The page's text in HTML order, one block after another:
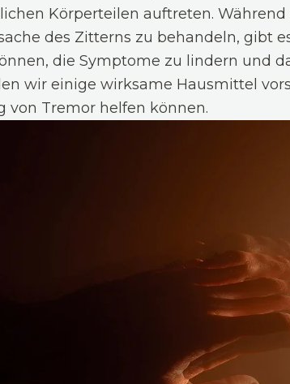
Körperteilen auftreten.
des Zitterns zu behandeln, gibt
die Symptome zu lindern und
wir einige wirksame Hausmittel
von Tremor helfen können.